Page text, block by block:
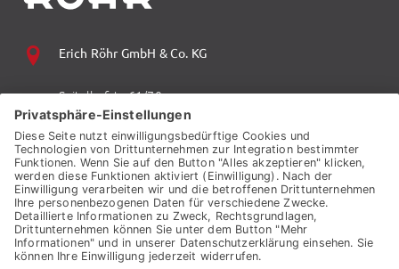
Erich Röhr GmbH & Co. KG
Spitalhofstr. 61/70
94032 Passau
+49 (0) 851 70 06 0
+49 (0) 851 70 06 149
vzp.info@auto-roehr.de